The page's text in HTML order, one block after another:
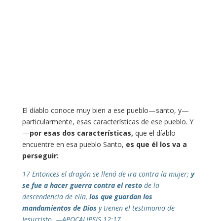
El díablo conoce muy bien a ese pueblo—santo, y—
particularmente, esas características de ese pueblo. Y
—por esas dos características, que el díablo
encuentre en esa pueblo Santo, es que él los va a
perseguir:
17 Entonces el dragón se llenó de ira contra la mujer; y
se fue a hacer guerra contra el restode la
descendencia de ella, los que guardan los
mandamientos de Dios y tienen el testimonio de